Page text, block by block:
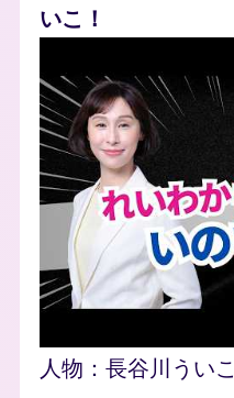
いこ！
人物： 長谷川ういこ